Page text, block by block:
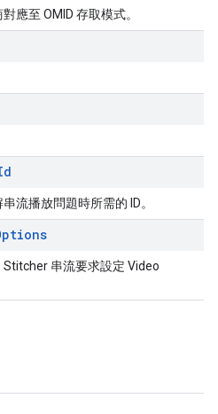
應至 OMID 存取模式。
流播放問題時所需的 ID。
串流要求設定 Video